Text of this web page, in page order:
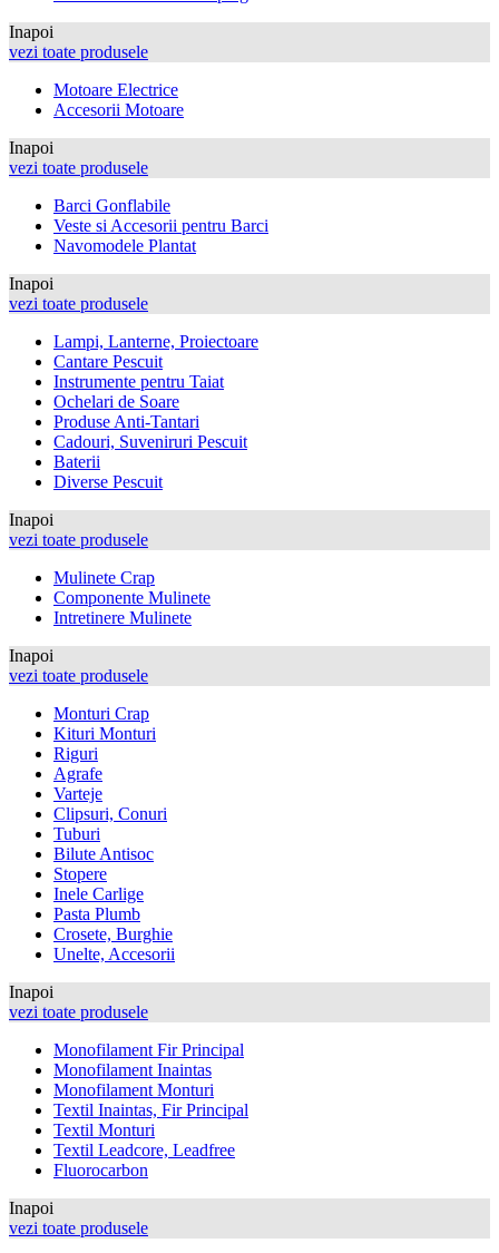
Inapoi
vezi toate produsele
Motoare Electrice
Accesorii Motoare
Inapoi
vezi toate produsele
Barci Gonflabile
Veste si Accesorii pentru Barci
Navomodele Plantat
Inapoi
vezi toate produsele
Lampi, Lanterne, Proiectoare
Cantare Pescuit
Instrumente pentru Taiat
Ochelari de Soare
Produse Anti-Tantari
Cadouri, Suveniruri Pescuit
Baterii
Diverse Pescuit
Inapoi
vezi toate produsele
Mulinete Crap
Componente Mulinete
Intretinere Mulinete
Inapoi
vezi toate produsele
Monturi Crap
Kituri Monturi
Riguri
Agrafe
Varteje
Clipsuri, Conuri
Tuburi
Bilute Antisoc
Stopere
Inele Carlige
Pasta Plumb
Crosete, Burghie
Unelte, Accesorii
Inapoi
vezi toate produsele
Monofilament Fir Principal
Monofilament Inaintas
Monofilament Monturi
Textil Inaintas, Fir Principal
Textil Monturi
Textil Leadcore, Leadfree
Fluorocarbon
Inapoi
vezi toate produsele